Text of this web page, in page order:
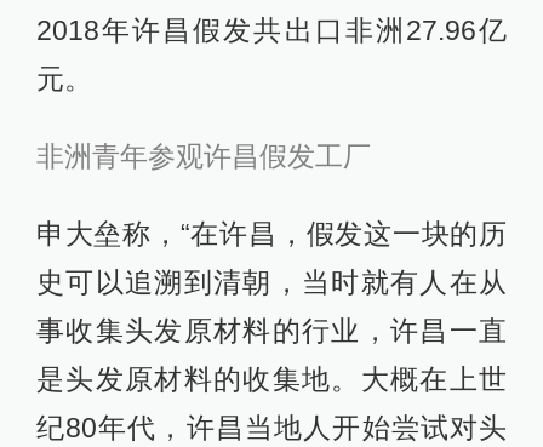
2018年许昌假发共出口非洲27.96亿
元。
非洲青年参观许昌假发工厂
申大垒称，“在许昌，假发这一块的历
史可以追溯到清朝，当时就有人在从
事收集头发原材料的行业，许昌一直
是头发原材料的收集地。大概在上世
纪80年代，许昌当地人开始尝试对头